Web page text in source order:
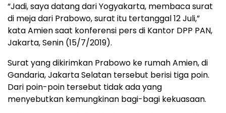
“Jadi, saya datang dari Yogyakarta, membaca surat
di meja dari Prabowo, surat itu tertanggal 12 Juli,”
kata Amien saat konferensi pers di Kantor DPP PAN,
Jakarta, Senin (15/7/2019).
Surat yang dikirimkan Prabowo ke rumah Amien, di
Gandaria, Jakarta Selatan tersebut berisi tiga poin.
Dari poin-poin tersebut tidak ada yang
menyebutkan kemungkinan bagi-bagi kekuasaan.